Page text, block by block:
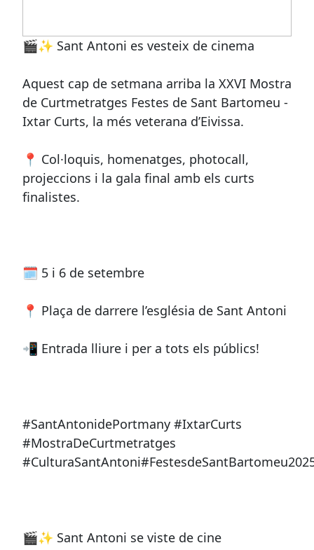
🎬✨ Sant Antoni es vesteix de cinema
Aquest cap de setmana arriba la XXVI Mostra
de Curtmetratges Festes de Sant Bartomeu -
Ixtar Curts, la més veterana d’Eivissa.
📍 Col·loquis, homenatges, photocall,
projeccions i la gala final amb els curts
finalistes.
🗓️ 5 i 6 de setembre
📍 Plaça de darrere l’església de Sant Antoni
📲 Entrada lliure i per a tots els públics!
#SantAntonidePortmany #IxtarCurts
#MostraDeCurtmetratges
🎬✨ Sant Antoni se viste de cine